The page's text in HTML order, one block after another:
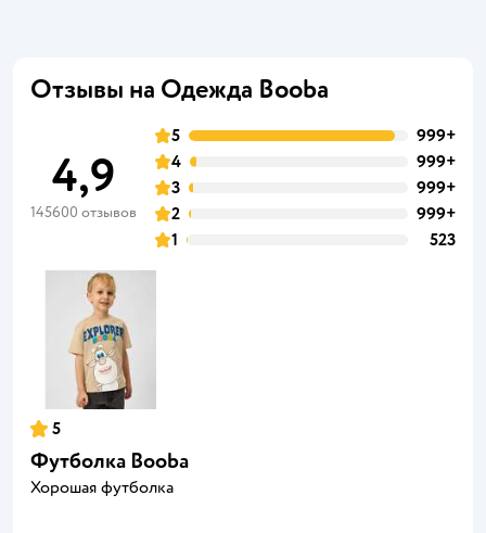
Отзывы на Одежда Booba
4,9
145600 отзывов
5
999+
4
999+
3
999+
2
999+
1
523
5
Футболка Booba
Хорошая футболка